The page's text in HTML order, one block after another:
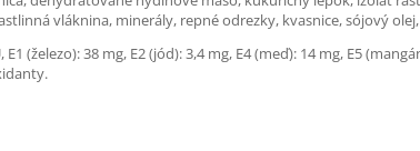
vláknina, minerály, repné odrezky, kvasnice, sójový
(železo): 38 mg, E2 (jód): 3,4 mg, E4 (meď): 14 mg, E5